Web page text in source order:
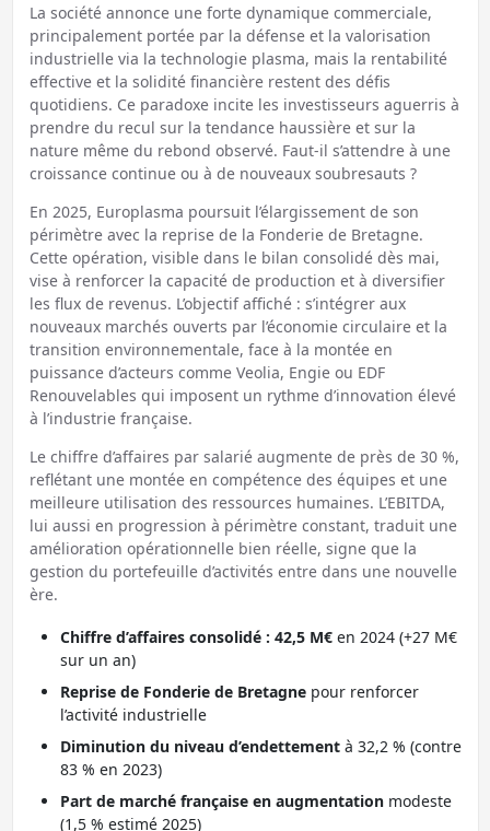
La société annonce une forte dynamique commerciale,
principalement portée par la défense et la valorisation
industrielle via la technologie plasma, mais la rentabilité
effective et la solidité financière restent des défis
quotidiens. Ce paradoxe incite les investisseurs aguerris à
prendre du recul sur la tendance haussière et sur la
nature même du rebond observé. Faut-il s’attendre à une
croissance continue ou à de nouveaux soubresauts ?
En 2025, Europlasma poursuit l’élargissement de son
périmètre avec la reprise de la Fonderie de Bretagne.
Cette opération, visible dans le bilan consolidé dès mai,
vise à renforcer la capacité de production et à diversifier
les flux de revenus. L’objectif affiché : s’intégrer aux
nouveaux marchés ouverts par l’économie circulaire et la
transition environnementale, face à la montée en
puissance d’acteurs comme Veolia, Engie ou EDF
Renouvelables qui imposent un rythme d’innovation élevé
à l’industrie française.
Le chiffre d’affaires par salarié augmente de près de 30 %,
reflétant une montée en compétence des équipes et une
meilleure utilisation des ressources humaines. L’EBITDA,
lui aussi en progression à périmètre constant, traduit une
amélioration opérationnelle bien réelle, signe que la
gestion du portefeuille d’activités entre dans une nouvelle
ère.
Chiffre d’affaires consolidé : 42,5 M€en 2024 (+27 M€
sur un an)
Reprise de Fonderie de Bretagnepour renforcer
l’activité industrielle
Diminution du niveau d’endettementà 32,2 % (contre
83 % en 2023)
Part de marché française en augmentationmodeste
(1,5 % estimé 2025)